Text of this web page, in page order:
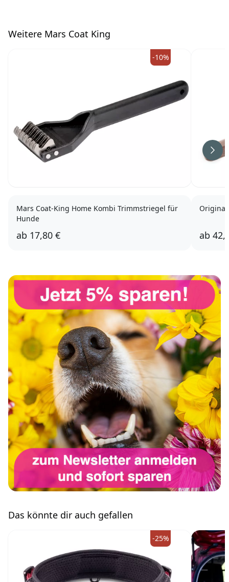
Weitere Mars Coat King
-10%
Mars Coat-King Home Kombi Trimmstriegel für
Hunde
ab 17,80 €
Original
ab
Das könnte dir auch gefallen
-25%